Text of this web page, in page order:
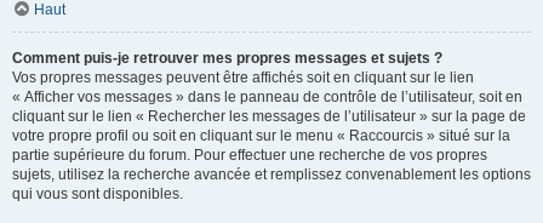
Haut
Comment puis-je retrouver mes propres messages et sujets ?
Vos propres messages peuvent être affichés soit en cliquant sur le lien
« Afficher vos messages » dans le panneau de contrôle de l’utilisateur, soit en
cliquant sur le lien « Rechercher les messages de l’utilisateur » sur la page de
votre propre profil ou soit en cliquant sur le menu « Raccourcis » situé sur la
partie supérieure du forum. Pour effectuer une recherche de vos propres
sujets, utilisez la recherche avancée et remplissez convenablement les options
qui vous sont disponibles.